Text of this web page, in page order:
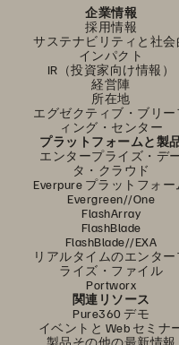
企業情報
採用情報
サステナビリティと社会
インパクト
IR（投資家向け情報）
経営陣
所在地
エグゼクティブ・ブリー
ィング・センター
プラットフォームと製
エンタープライズ・デ
タ・クラウド
Everpure プラットフォー
Evergreen//One
FlashArray
FlashBlade
FlashBlade//EXA
リアルタイムのエンター
ライズ・ファイル
Portworx
関連リソース
Pure360 デモ
イベントと Web セミナ
製品その他の最新情報